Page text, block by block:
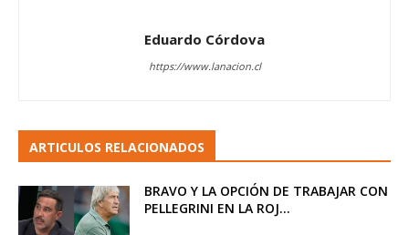
Eduardo Córdova
https://www.lanacion.cl
ARTICULOS RELACIONADOS
BRAVO Y LA OPCIÓN DE TRABAJAR CON
PELLEGRINI EN LA ROJ...